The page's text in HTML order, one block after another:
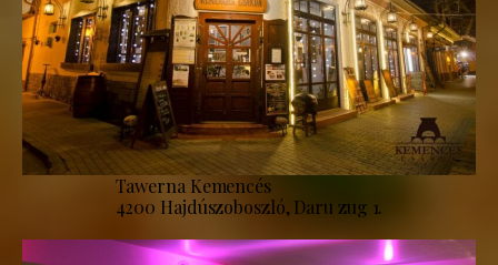
Tawerna Kemencés
4200 Hajdúszoboszló, Daru zug 1.